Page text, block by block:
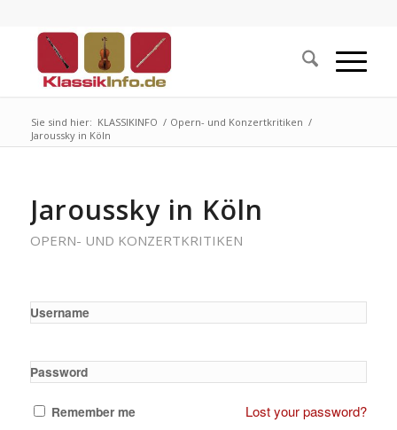
Sie sind hier: KLASSIKINFO / Opern- und Konzertkritiken /
Jaroussky in Köln
Jaroussky in Köln
OPERN- UND KONZERTKRITIKEN
Username
Password
Remember me Lost your password?